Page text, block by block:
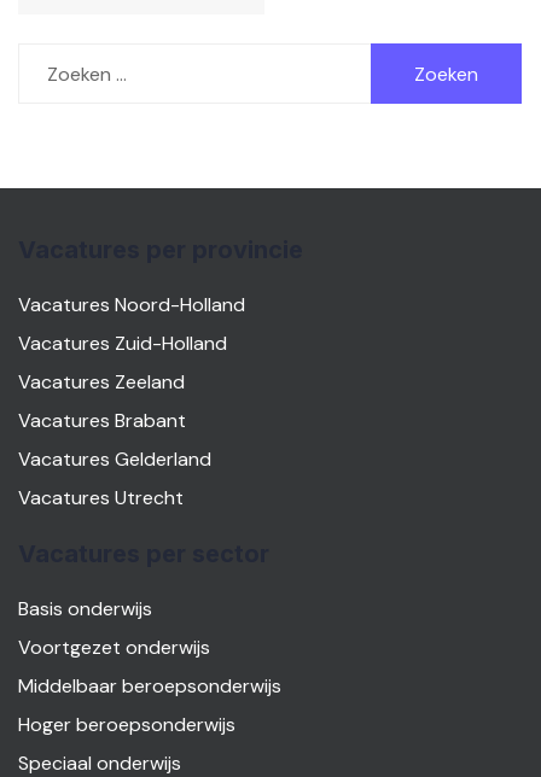
naar:
Vacatures Noord-Holland
Vacatures Zuid-Holland
Vacatures Zeeland
Vacatures Brabant
Vacatures Gelderland
Vacatures Utrecht
Basis onderwijs
Voortgezet onderwijs
Middelbaar beroepsonderwijs
Hoger beroepsonderwijs
Speciaal onderwijs